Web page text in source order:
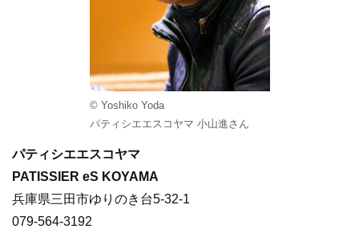
© Yoshiko Yoda
パティシエエスコヤマ 小山進さん
パティシエエスコヤマ
PATISSIER eS KOYAMA
兵庫県三田市ゆりのき台5-32-1
079-564-3192